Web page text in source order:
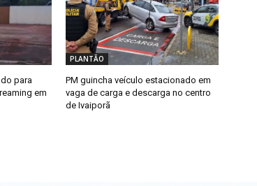
para
em
PLANTÃO
PM guincha veículo estacionado em
vaga de carga e descarga no centro
de Ivaiporã